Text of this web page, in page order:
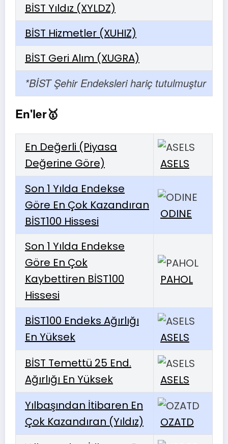
BİST Yıldız (XYLDZ)
BİST Hizmetler (XUHIZ)
BİST Geri Alım (XUGRA)
*BİST Şehir Endeksleri hariç tutulmuştur
En'ler🥇
En Değerli (Piyasa
Değerine Göre)
ASELS
Son 1 Yılda Endekse
Göre En Çok Kazandıran
BİST100 Hissesi
ODINE
Son 1 Yılda Endekse
Göre En Çok
Kaybettiren BİST100
Hissesi
PAHOL
BİST100 Endeks Ağırlığı
En Yüksek
ASELS
BİST Temettü 25 End.
Ağırlığı En Yüksek
ASELS
Yılbaşından İtibaren En
Çok Kazandıran (Yıldız)
OZATD